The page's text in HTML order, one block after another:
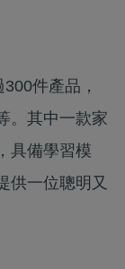
件產品，
。其中一款家
具備學習模
供一位聰明又